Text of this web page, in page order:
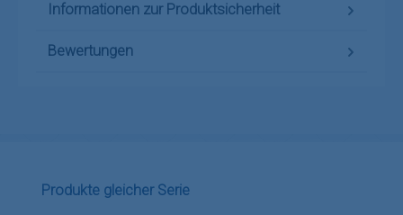
Informationen zur Produktsicherheit
Bewertungen
Produktgalerie überspringen
Produkte gleicher Serie